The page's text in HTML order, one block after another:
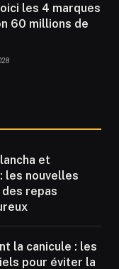
les 4 marques
60 millions de
et
les nouvelles
repas
la canicule : les
pour éviter la